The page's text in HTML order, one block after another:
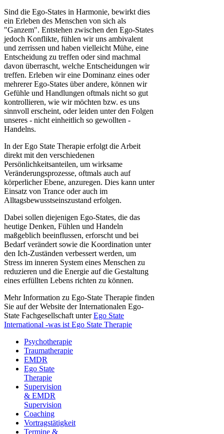
Sind die Ego-States in Harmonie, bewirkt dies
ein Erleben des Menschen von sich als
"Ganzem". Entstehen zwischen den Ego-States
jedoch Konflikte, fühlen wir uns ambivalent
und zerrissen und haben vielleicht Mühe, eine
Entscheidung zu treffen oder sind machmal
davon überrascht, welche Entscheidungen wir
treffen. Erleben wir eine Dominanz eines oder
mehrerer Ego-States über andere, können wir
Gefühle und Handlungen oftmals nicht so gut
kontrollieren, wie wir möchten bzw. es uns
sinnvoll erscheint, oder leiden unter den Folgen
unseres - nicht einheitlich so gewollten -
Handelns.
In der Ego State Therapie erfolgt die Arbeit
direkt mit den verschiedenen
Persönlichkeitsanteilen, um wirksame
Veränderungsprozesse, oftmals auch auf
körperlicher Ebene, anzuregen. Dies kann unter
Einsatz von Trance oder auch im
Alltagsbewusstseinszustand erfolgen.
Dabei sollen diejenigen Ego-States, die das
heutige Denken, Fühlen und Handeln
maßgeblich beeinflussen, erforscht und bei
Bedarf verändert sowie die Koordination unter
den Ich-Zuständen verbessert werden, um
Stress im inneren System eines Menschen zu
reduzieren und die Energie auf die Gestaltung
eines erfüllten Lebens richten zu können.
Mehr Information zu Ego-State Therapie finden
Sie auf der Website der Internationalen Ego-
State Fachgesellschaft unterEgo State
International -was ist Ego State Therapie
Psychotherapie
Traumatherapie
EMDR
Ego State
Therapie
Supervision
& EMDR
Supervision
Coaching
Vortragstätigkeit
Termine &